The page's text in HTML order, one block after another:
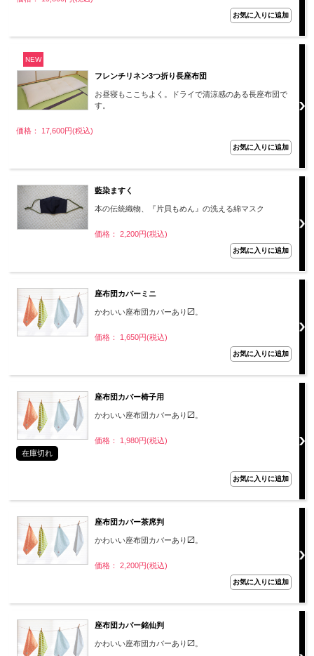
NEW
フレンチリネン3つ折り長座布団
お昼寝もここちよく。ドライで清涼感のある長座布団で
す。
価格： 17,600円(税込)
藍染ますく
本の伝統織物、『片貝もめん』の洗える綿マスク
価格： 2,200円(税込)
座布団カバーミニ
かわいい座布団カバーあり〼。
価格： 1,650円(税込)
座布団カバー椅子用
かわいい座布団カバーあり〼。
価格： 1,980円(税込)
在庫切れ
座布団カバー茶席判
かわいい座布団カバーあり〼。
価格： 2,200円(税込)
座布団カバー銘仙判
かわいい座布団カバーあり〼。